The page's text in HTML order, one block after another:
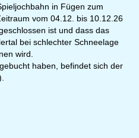
in Fügen zum
vom 04.12. bis 10.12.26
ist und dass das
bei schlechter Schneelage
wird.
haben, befindet sich der